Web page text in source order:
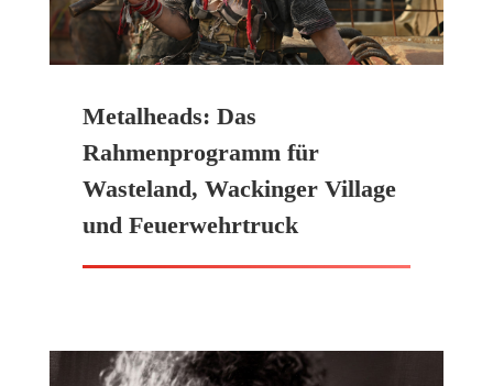
Metalheads: Das
Rahmenprogramm für
Wasteland, Wackinger Village
und Feuerwehrtruck